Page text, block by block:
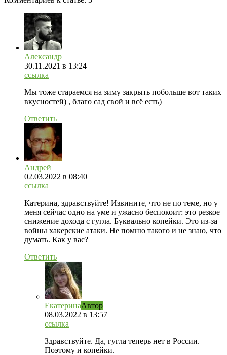
Александр
30.11.2021 в 13:24
ссылка
Мы тоже стараемся на зиму закрыть побольше вот таких
вкусностей) , благо сад свой и всё есть)
Ответить
Андрей
02.03.2022 в 08:40
ссылка
Катерина, здравствуйте! Извините, что не по теме, но у
меня сейчас одно на уме и ужасно беспокоит: это резкое
снижение дохода с гугла. Буквально копейки. Это из-за
войны хакерские атаки. Не помню такого и не знаю, что
думать. Как у вас?
Ответить
ЕкатеринаАвтор
08.03.2022 в 13:57
ссылка
Здравствуйте. Да, гугла теперь нет в России.
Поэтому и копейки.